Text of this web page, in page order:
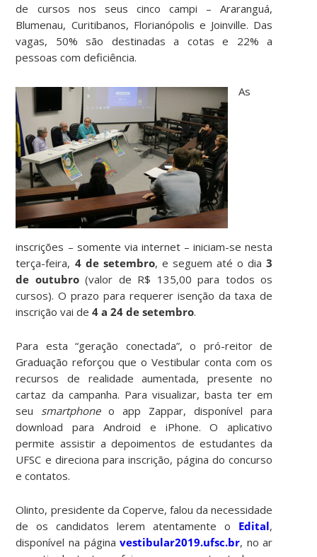
de cursos nos seus cinco campi – Araranguá,
Blumenau, Curitibanos, Florianópolis e Joinville. Das
vagas, 50% são destinadas a cotas e 22% a
pessoas com deficiência.
As
inscrições – somente via internet – iniciam-se nesta
terça-feira, 4 de setembro, e seguem até o dia 3
de outubro(valor de R$ 135,00 para todos os
cursos). O prazo para requerer isenção da taxa de
inscrição vai de4 a 24 de setembro.
Para esta “geração conectada”, o pró-reitor de
Graduação reforçou que o Vestibular conta com os
recursos de realidade aumentada, presente no
cartaz da campanha. Para visualizar, basta ter em
seu smartphoneo app Zappar, disponível para
download para Android e iPhone. O aplicativo
permite assistir a depoimentos de estudantes da
UFSC e direciona para inscrição, página do concurso
e contatos.
Olinto, presidente da Coperve, falou da necessidade
de os candidatos lerem atentamente o Edital,
disponível na páginavestibular2019.ufsc.br, no ar